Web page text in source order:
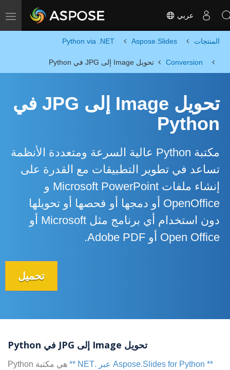
Toggle navigation عربي
المنتجات Aspose.Slides
Python via .NET
Conversion تحويل Image إلى JPG في Python
تحويل Image إلى JPG في
Python
مكتبة Python عالية السرعة ومتعددة الأنظمة
تساعد في تطوير التطبيقات مع القدرة على
إنشاء ملفات Microsoft PowerPoint و
OpenOffice أو دمجها أو فحصها أو تحويلها
دون استخدام أي برنامج مثل Microsoft أو
Open Office أو Adobe PDF.
تحميل
تحويل Image إلى JPG في Python
** Aspose.Slides for Python عبر .NET **
هي مكتبة Python